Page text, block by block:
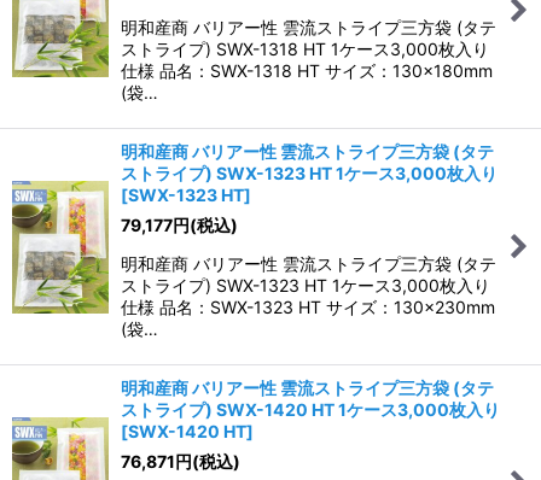
明和産商 バリアー性 雲流ストライプ三方袋 (タテ
ストライプ) SWX-1318 HT 1ケース3,000枚入り
仕様 品名：SWX-1318 HT サイズ：130×180mm
(袋…
明和産商 バリアー性 雲流ストライプ三方袋 (タテ
ストライプ) SWX-1323 HT 1ケース3,000枚入り
[SWX-1323 HT]
79,177円(税込)
明和産商 バリアー性 雲流ストライプ三方袋 (タテ
ストライプ) SWX-1323 HT 1ケース3,000枚入り
仕様 品名：SWX-1323 HT サイズ：130×230mm
(袋…
明和産商 バリアー性 雲流ストライプ三方袋 (タテ
ストライプ) SWX-1420 HT 1ケース3,000枚入り
[SWX-1420 HT]
76,871円(税込)